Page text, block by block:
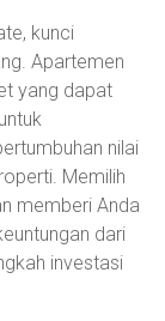
kunci
Apartemen
yang dapat
nilai
Memilih
memberi Anda
dari
investasi